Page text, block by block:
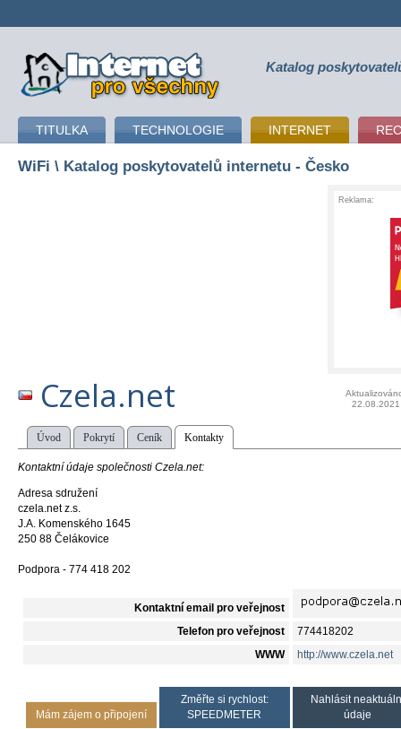
připojení k internetu Katalog
TITULKA TECHNOLOGIE INTERNET
WiFi \ Katalog poskytovatelů internetu - Česko
Reklama:
Czela.net
22.08.2021
Úvod Pokrytí Ceník Kontakty
Kontaktní údaje společnosti Czela.net:
Adresa sdružení
czela.net z.s.
J.A. Komenského 1645
250 88 Čelákovice
Podpora - 774 418 202
Kontaktní email pro veřejnost
Telefon pro veřejnost 774418202
WWW http://www.czela.net
Mám zájem o připojení
Změřte si rychlost:
SPEEDMETER
Nahlásit
údaje